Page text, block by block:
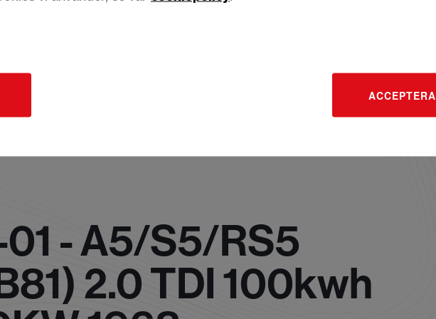
ACCEPTERA
- A5/S5/RS5
2.0 TDI 100kwh